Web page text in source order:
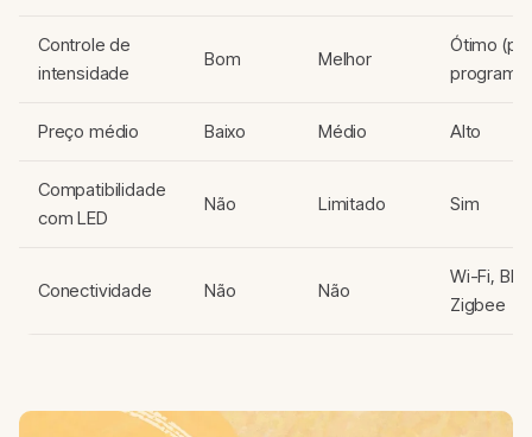
Controle de
intensidade
Bom Melhor
Ótimo
Preço médio Baixo Médio Alto
Compatibilidade
com LED
Não Limitado Sim
Conectividade Não Não
Wi-Fi,
Zigbee